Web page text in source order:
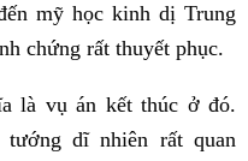
mỹ học kinh dị Trung
chứng rất thuyết phục.
là vụ án kết thúc ở đó.
dĩ nhiên rất quan